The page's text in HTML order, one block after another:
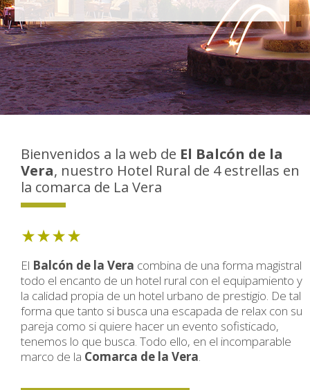
Bienvenidos a la web de El Balcón de la
Vera, nuestro Hotel Rural de 4 estrellas en
la comarca de La Vera
El Balcón de la Vera combina de una forma magistral
todo el encanto de un hotel rural con el equipamiento y
la calidad propia de un hotel urbano de prestigio. De tal
forma que tanto si busca una escapada de relax con su
pareja como si quiere hacer un evento sofisticado,
tenemos lo que busca. Todo ello, en el incomparable
marco de la Comarca de la Vera.